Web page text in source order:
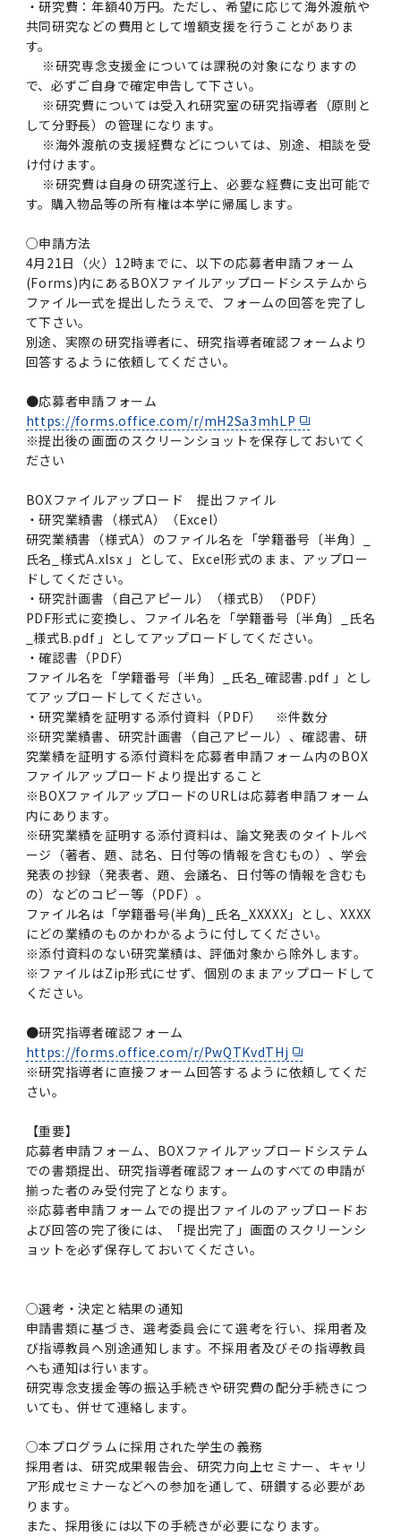
・研究費：年額40万円。ただし、希望に応じて海外渡航や
共同研究などの費用として増額支援を行うことがありま
す。
※研究専念支援金については課税の対象になりますの
で、必ずご自身で確定申告して下さい。
※研究費については受入れ研究室の研究指導者（原則と
して分野長）の管理になります。
※海外渡航の支援経費などについては、別途、相談を受
け付けます。
※研究費は自身の研究遂行上、必要な経費に支出可能で
す。購入物品等の所有権は本学に帰属します。
○申請方法
4月21日（火）12時までに、以下の応募者申請フォーム
(Forms)内にあるBOXファイルアップロードシステムから
ファイル一式を提出したうえで、フォームの回答を完了し
て下さい。
別途、実際の研究指導者に、研究指導者確認フォームより
回答するように依頼してください。
●応募者申請フォーム
https://forms.office.com/r/mH2Sa3mhLP
※提出後の画面のスクリーンショットを保存しておいてく
ださい
BOXファイルアップロード 提出ファイル
・研究業績書（様式A）（Excel）
研究業績書（様式A）のファイル名を「学籍番号〔半角〕_
氏名_様式A.xlsx 」として、Excel形式のまま、アップロー
ドしてください。
・研究計画書（自己アピール）（様式B）（PDF）
PDF形式に変換し、ファイル名を「学籍番号〔半角〕_氏名
_様式B.pdf 」としてアップロードしてください。
・確認書（PDF）
ファイル名を「学籍番号〔半角〕_氏名_確認書.pdf 」とし
てアップロードしてください。
・研究業績を証明する添付資料（PDF） ※件数分
※研究業績書、研究計画書（自己アピール）、確認書、研
究業績を証明する添付資料を応募者申請フォーム内のBOX
ファイルアップロードより提出すること
※BOXファイルアップロードのURLは応募者申請フォーム
内にあります。
※研究業績を証明する添付資料は、論文発表のタイトルペ
ージ（著者、題、誌名、日付等の情報を含むもの）、学会
発表の抄録（発表者、題、会議名、日付等の情報を含むも
の）などのコピー等（PDF）。
ファイル名は「学籍番号(半角)_氏名_XXXXX」とし、XXXX
にどの業績のものかわかるように付してください。
※添付資料のない研究業績は、評価対象から除外します。
※ファイルはZip形式にせず、個別のままアップロードして
ください。
●研究指導者確認フォーム
https://forms.office.com/r/PwQTKvdTHj
※研究指導者に直接フォーム回答するように依頼してくだ
さい。
【重要】
応募者申請フォーム、BOXファイルアップロードシステム
での書類提出、研究指導者確認フォームのすべての申請が
揃った者のみ受付完了となります。
※応募者申請フォームでの提出ファイルのアップロードお
よび回答の完了後には、「提出完了」画面のスクリーンシ
ョットを必ず保存しておいてください。
○選考・決定と結果の通知
申請書類に基づき、選考委員会にて選考を行い、採用者及
び指導教員へ別途通知します。不採用者及びその指導教員
へも通知は行います。
研究専念支援金等の振込手続きや研究費の配分手続きにつ
いても、併せて連絡します。
○本プログラムに採用された学生の義務
採用者は、研究成果報告会、研究力向上セミナー、キャリ
ア形成セミナーなどへの参加を通して、研鑽する必要があ
ります。
また、採用後には以下の手続きが必要になります。